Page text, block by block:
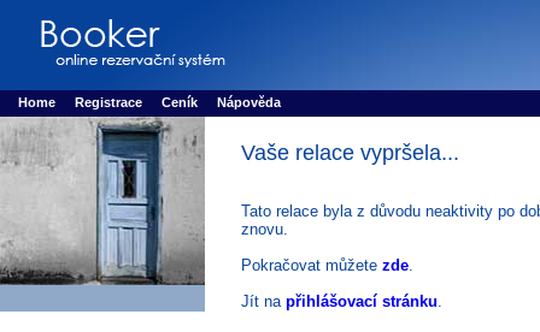
Rezervujse - Port�l pro online rezervace sportu
Home Registrace Ceník Nápověda
Vaše relace vypršela...
Tato relace byla z důvodu neaktivity po
znovu.
Pokračovat můžete zde.
Jít na přihlášovací stránku.